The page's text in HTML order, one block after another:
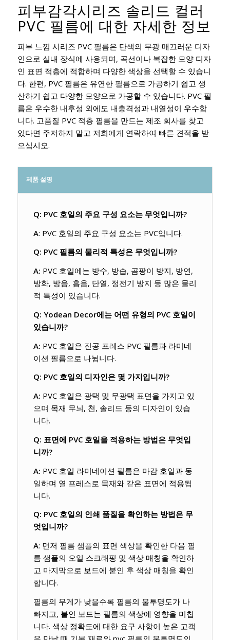
피부감각시리즈 솔리드 컬러
PVC 필름에 대한 자세한 정보
피부 느낌 시리즈 PVC 필름은 단색의 무광 매끄러운 디자
인으로 실내 장식에 사용되며, 곡선이나 복잡한 모양 디자
인 표면 적층에 적합하며 다양한 색상을 선택할 수 있습니
다. 한편, PVC 필름은 유연한 필름으로 가공하기 쉽고 생
산하기 쉽고 다양한 모양으로 가공할 수 있습니다. PVC 필
름은 우수한 내후성 외에도 내충격성과 내열성이 우수합
니다. 고품질 PVC 적층 필름을 만드는 제조 회사를 찾고
있다면 주저하지 말고 저희에게 연락하여 빠른 견적을 받
으십시오.
제품 설명
Q: PVC 호일의 주요 구성 요소는 무엇입니까?
A: PVC 호일의 주요 구성 요소는 PVC입니다.
Q: PVC 필름의 물리적 특성은 무엇입니까?
A: PVC 호일에는 방수, 방습, 곰팡이 방지, 방연,
방화, 방음, 흡음, 단열, 정전기 방지 등 많은 물리
적 특성이 있습니다.
Q: Yodean Decor에는 어떤 유형의 PVC 호일이
있습니까?
A: PVC 호일은 진공 프레스 PVC 필름과 라미네
이션 필름으로 나뉩니다.
Q: PVC 호일의 디자인은 몇 가지입니까?
A: PVC 호일은 광택 및 무광택 표면을 가지고 있
으며 목재 무늬, 천, 솔리드 등의 디자인이 있습
니다.
Q: 표면에 PVC 호일을 적용하는 방법은 무엇입
니까?
A: PVC 호일 라미네이션 필름은 마감 호일과 동
일하며 열 프레스로 목재와 같은 표면에 적용됩
니다.
Q: PVC 호일의 인쇄 품질을 확인하는 방법은 무
엇입니까?
A: 먼저 필름 샘플의 표면 색상을 확인한 다음 필
름 샘플의 오일 스크래핑 및 색상 매칭을 확인하
고 마지막으로 보드에 붙인 후 색상 매칭을 확인
합니다.
필름의 무게가 낮을수록 필름의 불투명도가 나
빠지고, 붙인 보드는 필름의 색상에 영향을 미칩
니다. 색상 정확도에 대한 요구 사항이 높은 고객